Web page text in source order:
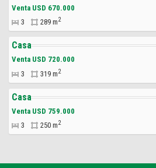
Venta USD 670.000
3
289 m2
Casa
Venta USD 720.000
3
319 m2
Casa
Venta USD 759.000
3
250 m2